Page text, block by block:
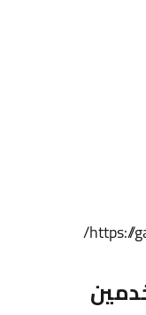
https://